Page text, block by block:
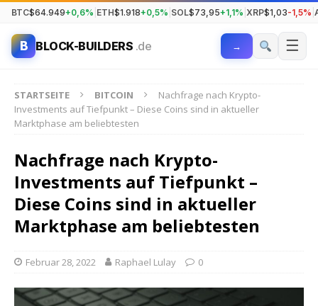
BTC$64.949+0,6% ETH$1.918+0,5% SOL$73,95+1,1% XRP$1,03-1,5%
B BLOCK-BUILDERS .de → ☰
STARTSEITE BITCOIN
Nachfrage nach Krypto-
Investments auf Tiefpunkt – Diese Coins sind in aktueller
Marktphase am beliebtesten
Nachfrage nach Krypto-
Investments auf Tiefpunkt –
Diese Coins sind in aktueller
Marktphase am beliebtesten
Februar 28, 2022 Raphael Lulay 0